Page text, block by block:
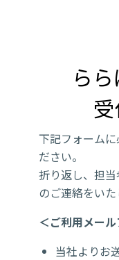
ら
下記フォーム
ださい。
折り返し、担
のご連絡をいた
＜ご利用メー
当社よりお